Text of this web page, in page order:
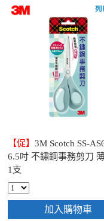
【促】3M Scotch SS-
6.5吋 不鏽鋼事務剪刀
1支
加入購物車